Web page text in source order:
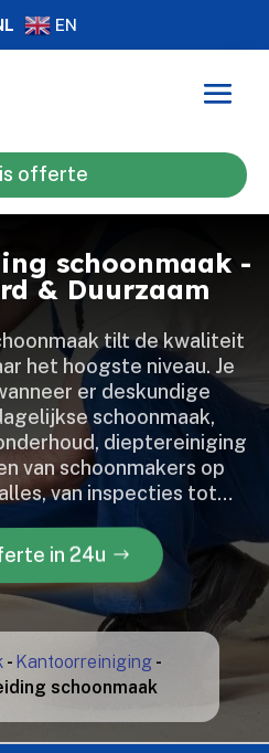
EN
offerte
schoonmaak -
& Duurzaam
tilt de kwaliteit
het hoogste niveau.​ Je
er deskundige
schoonmaak,
dieptereiniging
van schoonmakers op
van inspecties tot…
in 24u
- Kantoorreiniging -
schoonmaak